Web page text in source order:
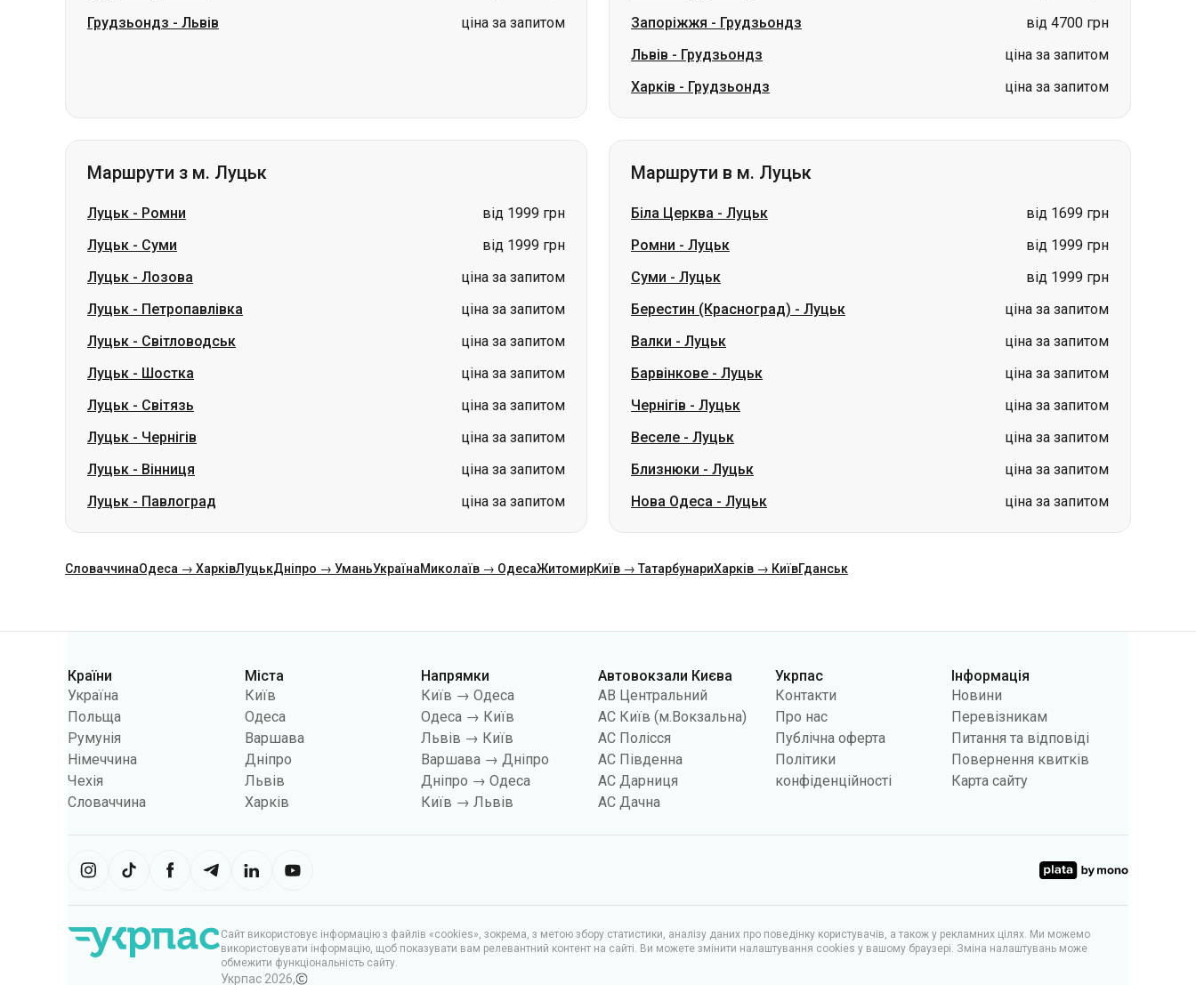
Грудзьондз - Львів ціна за запитом
Запоріжжя - Грудзьондз
від 4700 грн
Львів - Грудзьондз
ціна за запитом
Харків - Грудзьондз ціна за запитом
Маршрути з м. Луцьк
Луцьк - Ромни
від 1999 грн
Луцьк - Суми
від 1999 грн
Луцьк - Лозова
ціна за запитом
Луцьк - Петропавлівка
ціна за запитом
Луцьк - Світловодськ
ціна за запитом
Луцьк - Шостка
ціна за запитом
Луцьк - Світязь
ціна за запитом
Луцьк - Чернігів
ціна за запитом
Луцьк - Вінниця
ціна за запитом
Луцьк - Павлоград ціна за запитом
Маршрути в м. Луцьк
Біла Церква - Луцьк
від 1699 грн
Ромни - Луцьк
від 1999 грн
Суми - Луцьк
від 1999 грн
Берестин (Красноград) - Луцьк
ціна за запитом
Валки - Луцьк
ціна за запитом
Барвінкове - Луцьк
ціна за запитом
Чернігів - Луцьк
ціна за запитом
Веселе - Луцьк
ціна за запитом
Близнюки - Луцьк
ціна за запитом
Нова Одеса - Луцьк ціна за запитом
СловаччинаОдеса → ХарківЛуцькДніпро → УманьУкраїнаМиколаїв → ОдесаЖитомирКиїв → ТатарбунариХарків → КиївГданськ
Категорії
Країни
Україна
Польща
Румунія
Німеччина
Чехія
Словаччина
Міста
Київ
Одеса
Варшава
Дніпро
Львів
Харків
Напрямки
Київ → Одеса
Одеса → Київ
Львів → Київ
Варшава → Дніпро
Дніпро → Одеса
Київ → Львів
Автовокзали Києва
АВ Центральний
АС Київ (м.Вокзальна)
АС Полісся
АС Південна
АС Дарниця
АС Дачна
Укрпас
Контакти
Про нас
Публічна оферта
Політики
конфіденційності
Інформація
Новини
Перевізникам
Питання та відповіді
Повернення квитків
Карта сайту
Сайт використовує інформацію з файлів «cookies», зокрема, з метою збору статистики, аналізу даних про поведінку користувачів, а також у рекламних цілях. Ми можемо
використовувати інформацію, щоб показувати вам релевантний контент на сайті. Ви можете змінити налаштування cookies у вашому браузері. Зміна налаштувань може
обмежити функціональність сайту.
Укрпас 2026,